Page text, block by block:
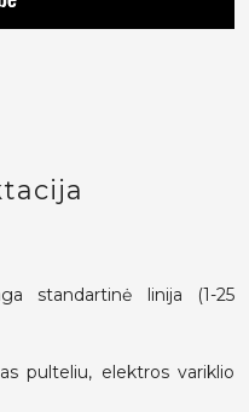
standartinė linija (1-25
pulteliu, elektros variklio